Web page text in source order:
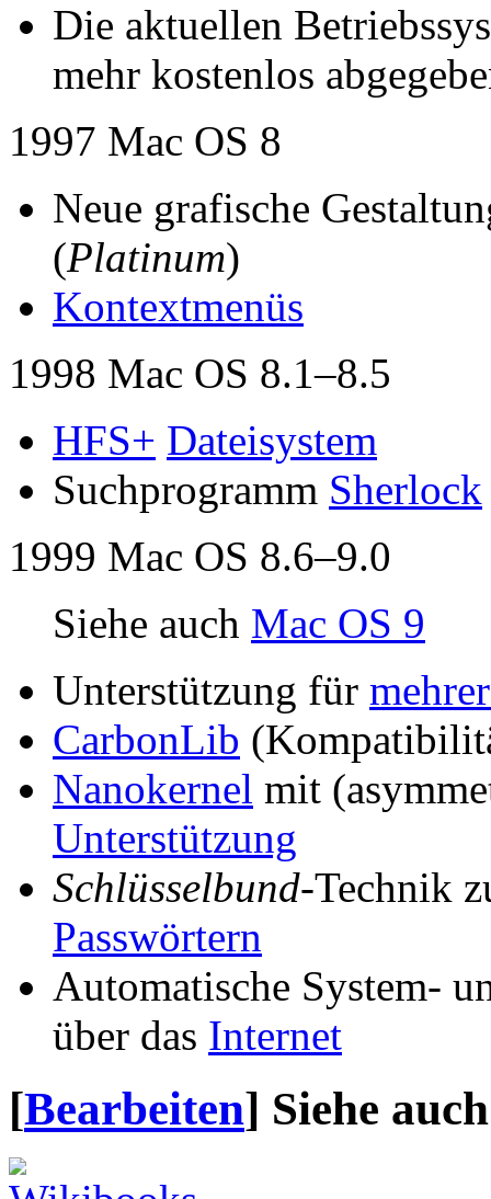
Die aktuellen
mehr kostenlos
1997 Mac OS 8
Neue grafische
(Platinum)
Kontextmenüs
1998 Mac OS 8.1–8.5
HFS+ Dateisystem
Suchprogramm Sherlock
1999 Mac OS 8.6–9.0
Siehe auch Mac OS 9
Unterstützung für
CarbonLib
Nanokernel mit
Unterstützung
Schlüsselbund-Technik
Passwörtern
Automatische System-
über das Internet
[Bearbeiten] Siehe auch